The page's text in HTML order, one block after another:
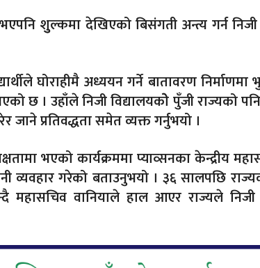
शुुल्कमा देखिएको बिसंगती अन्त्य गर्न निजी
घोराहीमै अध्ययन गर्ने बातावरण
छ । उहाँले निजी विद्यालयकोे पुँजी राज्यको
प्रतिवद्धता समेत व्यक्त गर्नुभयो ।
भएको कार्यक्रममा प्याव्सनका केन्द्रीय
व्यवहार गरेको बताउनुभयो । ३६ सालपछि
महासचिव वानियाले हाल आएर राज्यले निजी